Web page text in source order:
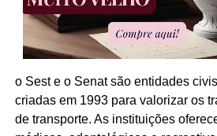
o Sest e o Senat são entidades
criadas em 1993 para valorizar os
de transporte. As instituições